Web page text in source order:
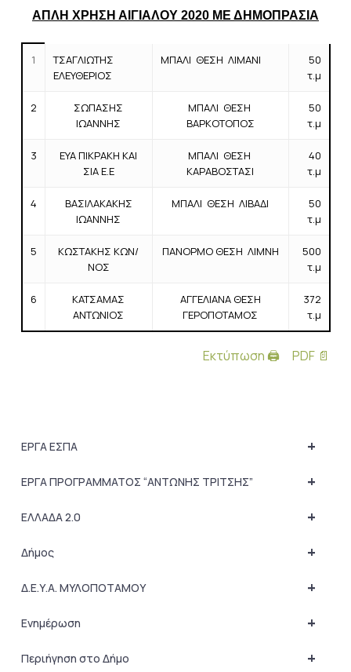
ΑΠΛΗ ΧΡΗΣΗ ΑΙΓΙΑΛΟΥ 2020 ΜΕ ΔΗΜΟΠΡΑΣΙΑ
1
ΤΣΑΓΛΙΩΤΗΣ
ΕΛΕΥΘΕΡΙΟΣ
ΜΠΑΛΙ ΘΕΣΗ ΛΙΜΑΝΙ
50
τ.μ
2
ΣΩΠΑΣΗΣ
ΙΩΑΝΝΗΣ
ΜΠΑΛΙ ΘΕΣΗ
ΒΑΡΚΟΤΟΠΟΣ
50
τ.μ
3
ΕΥΑ ΠΙΚΡΑΚΗ ΚΑΙ
ΣΙΑ Ε.Ε
ΜΠΑΛΙ ΘΕΣΗ
ΚΑΡΑΒΟΣΤΑΣΙ
40
τ.μ
4
ΒΑΣΙΛΑΚΑΚΗΣ
ΙΩΑΝΝΗΣ
ΜΠΑΛΙ ΘΕΣΗ ΛΙΒΑΔΙ
50
τ.μ
5
ΚΩΣΤΑΚΗΣ ΚΩΝ/
ΝΟΣ
ΠΑΝΟΡΜΟ ΘΕΣΗ ΛΙΜΝΗ
500
τ.μ
6
ΚΑΤΣΑΜΑΣ
ΑΝΤΩΝΙΟΣ
ΑΓΓΕΛΙΑΝΑ ΘΕΣΗ
ΓΕΡΟΠΟΤΑΜΟΣ
372
τ.μ
Εκτύπωση 🖨 PDF 📄
+
ΕΡΓΑ ΕΣΠΑ
+
ΕΡΓΑ ΠΡΟΓΡΑΜΜΑΤΟΣ “ΑΝΤΩΝΗΣ ΤΡΙΤΣΗΣ”
+
ΕΛΛΑΔΑ 2.0
+
Δήμος
+
Δ.Ε.Υ.Α. ΜΥΛΟΠΟΤΑΜΟΥ
+
Ενημέρωση
+
Περιήγηση στο Δήμο